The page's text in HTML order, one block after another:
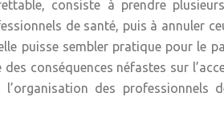
consiste à prendre
de santé, puis à annuler
puisse sembler pratique pour le
conséquences néfastes sur
des professionnels